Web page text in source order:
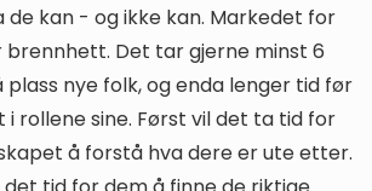
de kan - og ikke kan. Markedet for
Det tar gjerne minst 6
nye folk, og enda lenger tid før
rollene sine. Først vil det ta tid for
å forstå hva dere er ute etter.